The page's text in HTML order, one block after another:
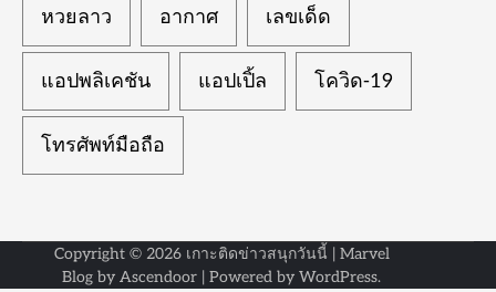
หวยลาว อากาศ เลขเด็ด
แอปพลิเคชัน แอปเปิ้ล โควิด-19
โทรศัพท์มือถือ
Copyright © 2026 เกาะติดข่าวสนุกวันนี้ | Marvel
Blog by Ascendoor | Powered by WordPress.